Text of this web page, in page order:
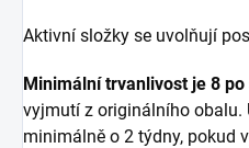
Aktivní složky se uvolňují
Minimální trvanlivost je 8
vyjmutí z originálního obalu.
minimálně o 2 týdny, pokud